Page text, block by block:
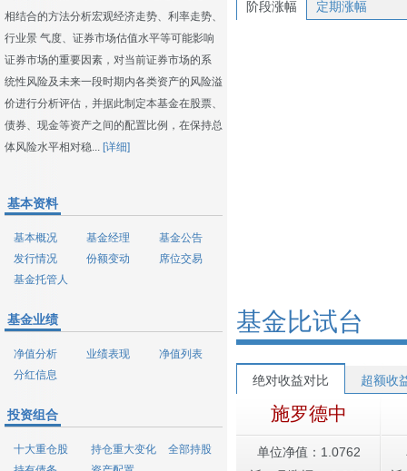
相结合的方法分析宏观经济走势、利率走势、
行业景 气度、证券市场估值水平等可能影响
证券市场的重要因素，对当前证券市场的系
统性风险及未来一段时期内各类资产的风险溢
价进行分析评估，并据此制定本基金在股票、
债券、现金等资产之间的配置比例，在保持总
体风险水平相对稳... [详细]
基本资料
基本概况 基金经理
基金公告
发行情况
份额变动
席位交易
基金托管人
基金业绩
净值分析 业绩表现
净值列表
分红信息
投资组合
十大重仓股 持仓重大变化
全部持股
阶段涨幅 定期涨幅
基金比试台
绝对收益对比 超额收
施罗德中
单位净值：1.0762